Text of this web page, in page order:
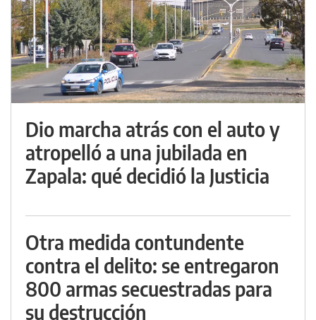
Dio marcha atrás con el auto y
atropelló a una jubilada en
Zapala: qué decidió la Justicia
Otra medida contundente
contra el delito: se entregaron
800 armas secuestradas para
su destrucción